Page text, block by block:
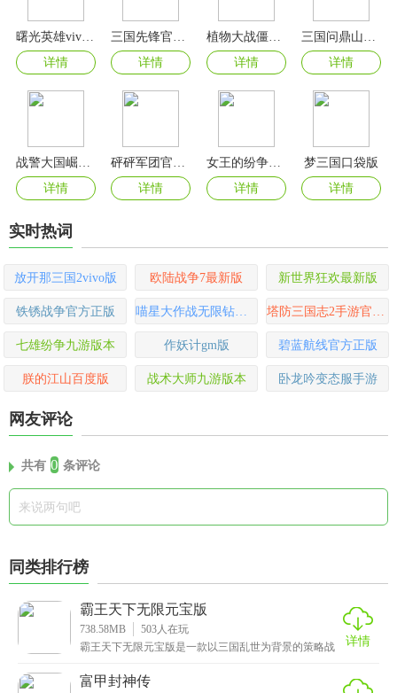
曙光英雄vivo渠道服
详情
详情
植物大战僵尸2官方版
详情
详情
详情
详情
女王的纷争手游
详情
梦三国口袋版
详情
实时热词
放开那三国2vivo版 欧陆战争7最新版 新世界狂欢最新版
铁锈战争官方正版
七雄纷争九游版本 作妖计gm版 碧蓝航线官方正版
朕的江山百度版 战术大师九游版本 卧龙吟变态服手游
网友评论
共有 0 条评论
同类排行榜
霸王天下无限元宝版
738.58MB 503 人在玩
霸王天下无限元宝版是一款以三国乱世为背景的策略战
期扮
详情
富甲封神传